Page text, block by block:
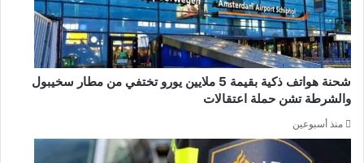
شحنة هواتف ذكية بقيمة 5 ملايين يورو تختفي من مطار سخيبول
والشرطة تشن حملة اعتقالات
منذ أسبوعين